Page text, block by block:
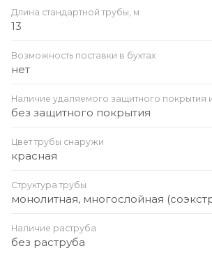
Длина стандартной трубы, м
13
Возможность поставки в бухтах
нет
Наличие удаляемого защитного покрытия
без защитного покрытия
Цвет трубы снаружи
красная
Структура трубы
монолитная, многослойная
Наличие раструба
без раструба